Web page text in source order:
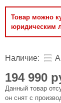
Товар можно
юридическим
Наличие:
194 990
Данный товар
он снят с